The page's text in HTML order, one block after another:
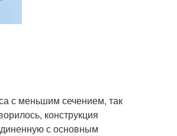
с меньшим сечением, так
конструкция
с основным